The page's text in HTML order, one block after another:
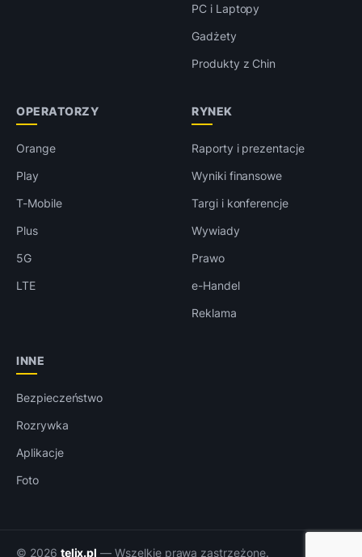
PC i Laptopy
Gadżety
Produkty z Chin
OPERATORZY
Orange
Play
T-Mobile
Plus
5G
LTE
RYNEK
Raporty i prezentacje
Wyniki finansowe
Targi i konferencje
Wywiady
Prawo
e-Handel
Reklama
INNE
Bezpieczeństwo
Rozrywka
Aplikacje
Foto
© 2026 telix.pl — Wszelkie prawa zastrzeżone.